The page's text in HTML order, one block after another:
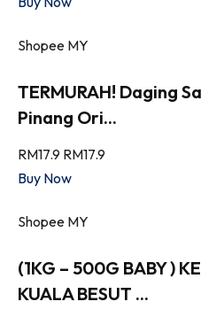
Shopee MY
TERMURAH! Daging
Pinang Ori...
RM17.9 RM17.9
Buy Now
Shopee MY
(1KG – 500G BABY )
KUALA BESUT ...